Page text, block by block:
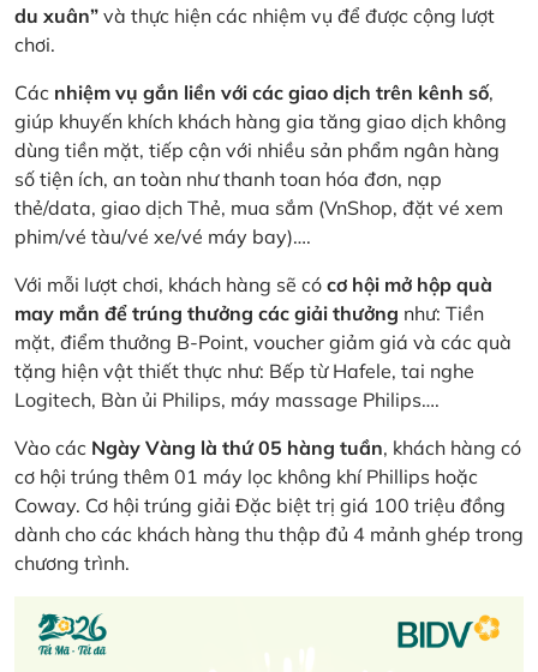
du xuân” và thực hiện các nhiệm vụ để được cộng lượt
chơi.
Các nhiệm vụ gắn liền với các giao dịch trên kênh số,
giúp khuyến khích khách hàng gia tăng giao dịch không
dùng tiền mặt, tiếp cận với nhiều sản phẩm ngân hàng
số tiện ích, an toàn như thanh toan hóa đơn, nạp
thẻ/data, giao dịch Thẻ, mua sắm (VnShop, đặt vé xem
phim/vé tàu/vé xe/vé máy bay)….
Với mỗi lượt chơi, khách hàng sẽ có cơ hội mở hộp quà
may mắn để trúng thưởng các giải thưởng như: Tiền
mặt, điểm thưởng B-Point, voucher giảm giá và các quà
tặng hiện vật thiết thực như: Bếp từ Hafele, tai nghe
Logitech, Bàn ủi Philips, máy massage Philips….
Vào các Ngày Vàng là thứ 05 hàng tuần, khách hàng có
cơ hội trúng thêm 01 máy lọc không khí Phillips hoặc
Coway. Cơ hội trúng giải Đặc biệt trị giá 100 triệu đồng
dành cho các khách hàng thu thập đủ 4 mảnh ghép trong
chương trình.